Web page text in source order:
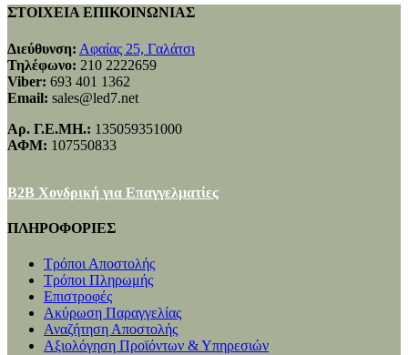
ΣΤΟΙΧΕΙΑ ΕΠΙΚΟΙΝΩΝΙΑΣ
Διεύθυνση: Αφαίας 25, Γαλάτσι
Τηλέφωνο: 210 2222659
Viber: 693 401 1362
Email: sales@led7.net
Αρ. Γ.Ε.ΜΗ.: 135059351000
ΑΦΜ: 107550833
B2B Χονδρική για Επαγγελματίες
ΠΛΗΡΟΦΟΡΙΕΣ
Τρόποι Αποστολής
Τρόποι Πληρωμής
Επιστροφές
Ακύρωση Παραγγελίας
Αναζήτηση Αποστολής
Αξιολόγηση Προϊόντων & Υπηρεσιών